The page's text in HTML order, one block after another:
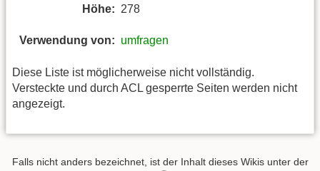
Höhe: 278
Verwendung von: umfragen
Diese Liste ist möglicherweise nicht vollständig.
Versteckte und durch ACL gesperrte Seiten werden nicht
angezeigt.
Falls nicht anders bezeichnet, ist der Inhalt dieses Wikis unter der